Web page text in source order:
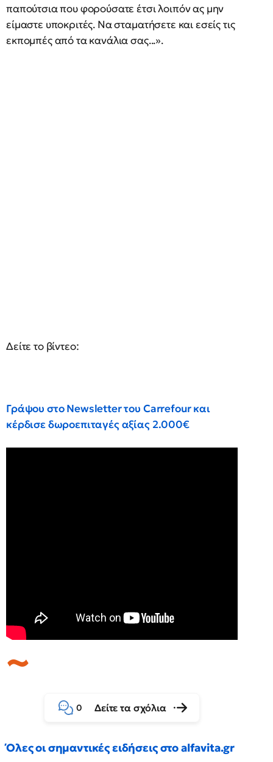
παπούτσια που φορούσατε έτσι λοιπόν ας μην
είμαστε υποκριτές. Να σταματήσετε και εσείς τις
εκπομπές από τα κανάλια σας...».
Δείτε το βίντεο:
Γράψου στο Newsletter του Carrefour και
κέρδισε δωροεπιταγές αξίας 2.000€
0 Δείτε τα σχόλια
Όλες οι σημαντικές ειδήσεις στο alfavita.gr